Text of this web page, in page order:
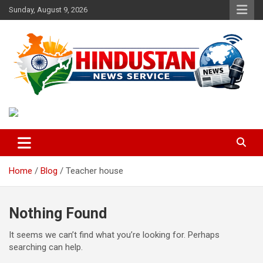
Skip
to
Sunday, August 9, 2026
Hindustan News Service
Home Blog Teacher house
Nothing Found
It seems we can’t find what you’re looking for. Perhaps
searching can help.